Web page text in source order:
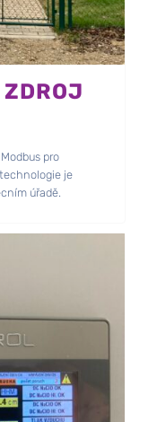
ZDROJ
pro
je
úřadě.